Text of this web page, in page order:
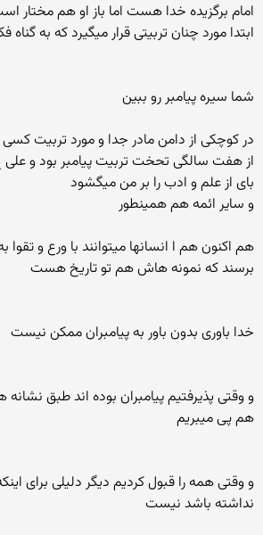
امام برگزیده خدا هست اما باز او هم مختار
ابتدا مورد چنان تربیتی قرار میگیرد که به گناه
شما سیره پیامبر رو ببین
در کوچکی از دامن مادر جدا و مورد تربیت
از هفت سالگی تحخت تربیت پیامبر بود و علی
بای از علم و ادب را بر من میگشود
و سایر ائمه هم همینطور
هم اکنون هم ا انسانها میتوانند با ورع و
برسند که نمونه هاش هم تو تاریخ هست
خدا باوری بدون باور به پیامبران ممکن نیست
و وقتی پذیرفتیم پیامبران بوده اند طبق
هم پی میبریم
و وقتی همه را قبول کردیم دیگر دلیلی برای
نداشته باشد نیست